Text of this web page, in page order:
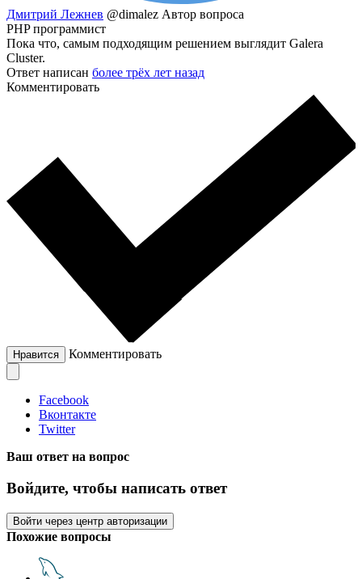
Дмитрий Лежнев @dimalez Автор вопроса
PHP программист
Пока что, самым подходящим решением выглядит Galera
Cluster.
Ответ написан более трёх лет назад
Комментировать
Нравится Комментировать
Facebook
Вконтакте
Twitter
Ваш ответ на вопрос
Войдите, чтобы написать ответ
Войти через центр авторизации
Похожие вопросы